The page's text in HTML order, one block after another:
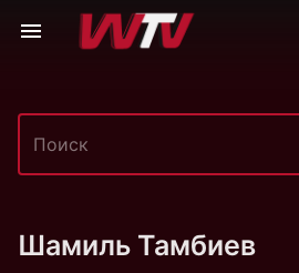
Шамиль Тамбиев